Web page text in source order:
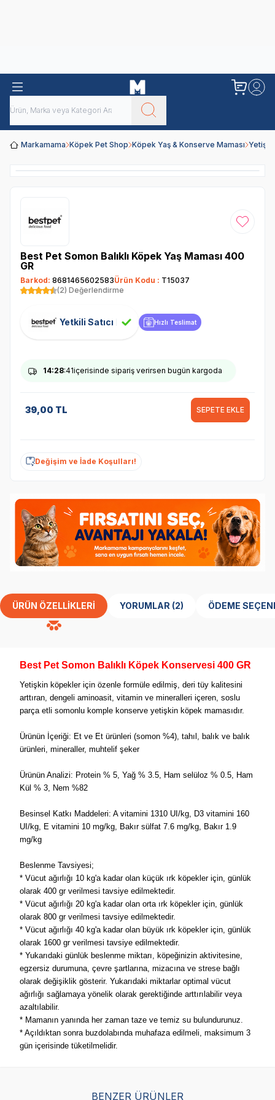
Markamama Köpek Pet Shop Köpek Yaş & Konserve Maması
Favoriye
Best Pet Somon Balıklı Köpek Yaş Maması 400
GR
Barkod: 8681465602583Ürün Kodu : T15037
(2) Değerlendirme
Yetkili Satıcı Hızlı Teslimat
14:28:41içerisinde sipariş verirsen bugün kargoda
39,00 TL SEPETE EKLE
Değişim ve İade Koşulları!
ÜRÜN ÖZELLIKLERI YORUMLAR (2) ÖDEME
Best Pet Somon Balıklı Köpek Konservesi 400 GR
Yetişkin köpekler için özenle formüle edilmiş, deri tüy kalitesini
arttıran, dengeli aminoasit, vitamin ve mineralleri içeren, soslu
parça etli somonlu komple konserve yetişkin köpek mamasıdır.
Ürünün İçeriği: Et ve Et ürünleri (somon %4), tahıl, balık ve balık
ürünleri, mineraller, muhtelif şeker
Ürünün Analizi: Protein % 5, Yağ % 3.5, Ham selüloz % 0.5, Ham
Kül % 3, Nem %82
Besinsel Katkı Maddeleri: A vitamini 1310 UI/kg, D3 vitamini 160
UI/kg, E vitamini 10 mg/kg, Bakır sülfat 7.6 mg/kg, Bakır 1.9
mg/kg
Beslenme Tavsiyesi;
* Vücut ağırlığı 10 kg'a kadar olan küçük ırk köpekler için, günlük
olarak 400 gr verilmesi tavsiye edilmektedir.
* Vücut ağırlığı 20 kg'a kadar olan orta ırk köpekler için, günlük
olarak 800 gr verilmesi tavsiye edilmektedir.
* Vücut ağırlığı 40 kg'a kadar olan büyük ırk köpekler için, günlük
olarak 1600 gr verilmesi tavsiye edilmektedir.
* Yukarıdaki günlük beslenme miktarı, köpeğinizin aktivitesine,
egzersiz durumuna, çevre şartlarına, mizacına ve strese bağlı
olarak değişiklik gösterir. Yukarıdaki miktarlar optimal vücut
ağırlığı sağlamaya yönelik olarak gerektiğinde arttırılabilir veya
azaltılabilir.
* Mamanın yanında her zaman taze ve temiz su bulundurunuz.
* Açıldıktan sonra buzdolabında muhafaza edilmeli, maksimum 3
gün içerisinde tüketilmelidir.
BENZER ÜRÜNLER